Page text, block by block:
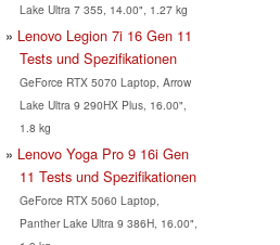
Lake Ultra 7 355, 14.00", 1.27 kg
Lenovo Legion 7i 16 Gen 11
Tests und Spezifikationen
GeForce RTX 5070 Laptop, Arrow
Lake Ultra 9 290HX Plus, 16.00",
1.8 kg
Lenovo Yoga Pro 9 16i Gen
11 Tests und Spezifikationen
GeForce RTX 5060 Laptop,
Panther Lake Ultra 9 386H, 16.00",